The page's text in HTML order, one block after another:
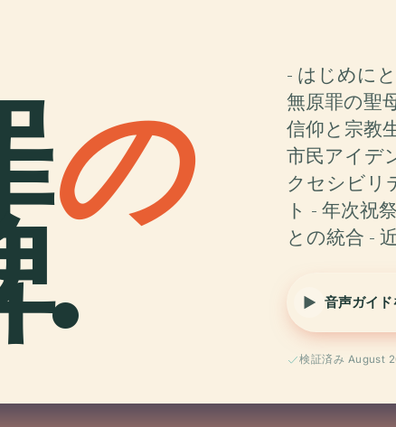
の
.
- はじめに
無原罪の聖
信仰と宗教
市民アイデ
クセシビリ
ト - 年次祝
との統合 -
音声ガイド
検証済み August